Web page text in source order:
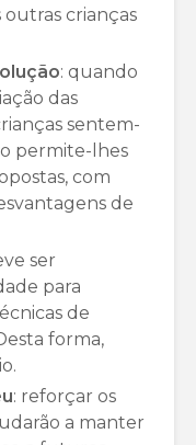
crianças
: quando
das
sentem-
permite-lhes
com
de
ser
para
de
forma,
: reforçar os
a manter